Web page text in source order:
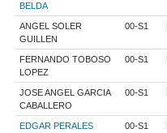
BELDA
ANGEL SOLER
GUILLEN
00-S1
FERNANDO TOBOSO
LOPEZ
00-S1
JOSE ANGEL GARCIA
CABALLERO
00-S1
EDGAR PERALES
00-S1